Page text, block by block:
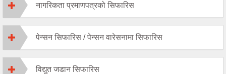
नागरिकता प्रमाणपत्रको सिफारिस
पेन्सन सिफारिस / पेन्सन वारेसनामा सिफारिस
विद्युत जडान सिफारिस